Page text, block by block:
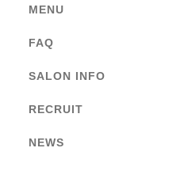
MENU
FAQ
SALON INFO
RECRUIT
NEWS